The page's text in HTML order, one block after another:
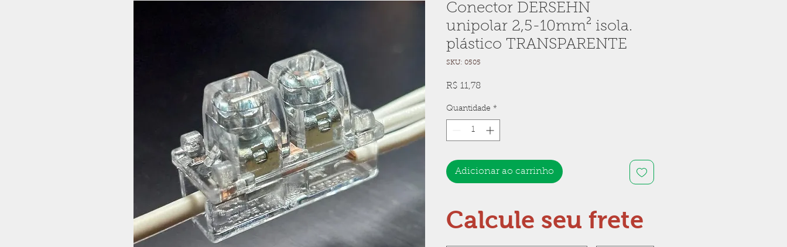
Conector DERSEHN
unipolar 2,5-10mm² isola.
plástico TRANSPARENTE
SKU: 0505
R$ 11,78Preço
Quantidade *
Adicionar ao carrinho
Calcule seu frete